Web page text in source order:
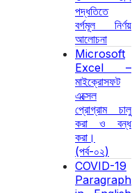
পদ্ধতিতে
বর্গমূল নির্ণয়
আলোচনা
Microsoft
Excel –
মাইক্রোসফট
এক্সেল
প্রোগ্রাম চালু
করা ও বন্ধ
করা।
(পর্ব-০২)
COVID-19
Paragraph